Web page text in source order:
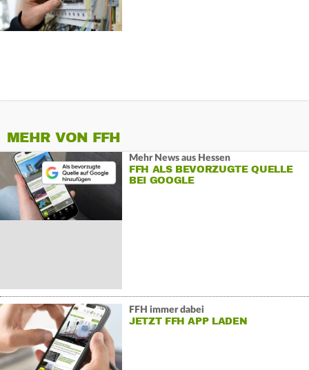
MEHR VON FFH
Mehr News aus Hessen
FFH ALS BEVORZUGTE QUELLE
BEI GOOGLE
FFH immer dabei
JETZT FFH APP LADEN